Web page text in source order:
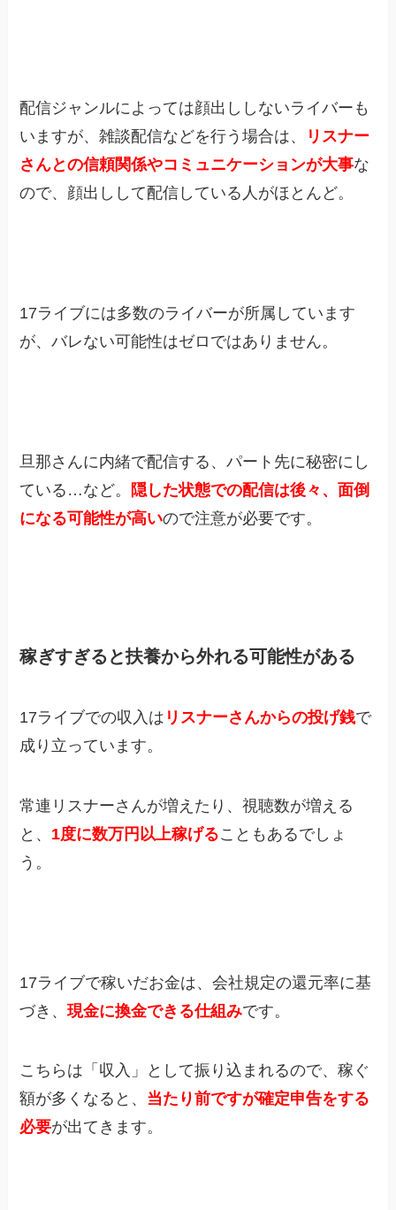
配信ジャンルによっては顔出ししないライバーも
いますが、雑談配信などを行う場合は、
リスナー
さんとの信頼関係やコミュニケーションが大事な
ので、顔出しして配信している人がほとんど。
17ライブには多数のライバーが所属しています
が、バレない可能性はゼロではありません。
旦那さんに内緒で配信する、パート先に秘密にし
ている…など。 隠した状態での配信は後々、面倒
になる可能性が高いので注意が必要です。
稼ぎすぎると扶養から外れる可能性がある
17ライブでの収入は リスナーさんからの投げ銭で
成り立っています。
常連リスナーさんが増えたり、視聴数が増える
と、 1度に数万円以上稼げることもあるでしょ
う。
17ライブで稼いだお金は、会社規定の還元率に基
づき、現金に換金できる仕組みです。
こちらは「収入」として振り込まれるので、稼ぐ
額が多くなると、 当たり前ですが確定申告をする
必要が出てきます。